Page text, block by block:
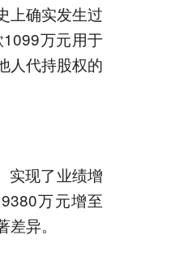
上确实发生过
万元用于
人代持股权的
实现了业绩增
万元增至
异。